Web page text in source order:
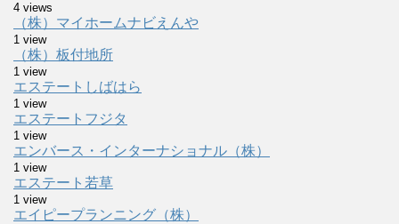
4 views
（株）マイホームナビえんや
1 view
（株）板付地所
1 view
エステートしばはら
1 view
エステートフジタ
1 view
エンバース・インターナショナル（株）
1 view
エステート若草
1 view
エイピープランニング（株）